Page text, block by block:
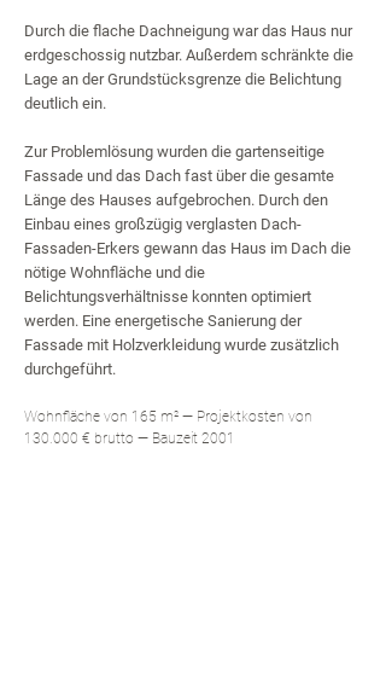
Durch die flache Dachneigung war das Haus nur
erdgeschossig nutzbar. Außerdem schränkte die
Lage an der Grundstücksgrenze die Belichtung
deutlich ein.
Zur Problemlösung wurden die gartenseitige
Fassade und das Dach fast über die gesamte
Länge des Hauses aufgebrochen. Durch den
Einbau eines großzügig verglasten Dach-
Fassaden-Erkers gewann das Haus im Dach die
nötige Wohnfläche und die
Belichtungsverhältnisse konnten optimiert
werden. Eine energetische Sanierung der
Fassade mit Holzverkleidung wurde zusätzlich
durchgeführt.
Wohnfläche von 165 m² — Projektkosten von
130.000 € brutto — Bauzeit 2001